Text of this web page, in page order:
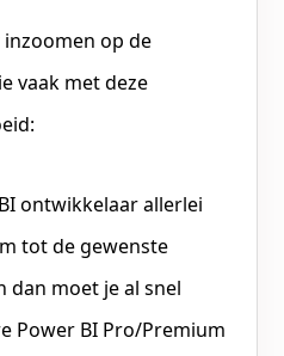
inzoomen op de
vaak met deze
ontwikkelaar allerlei
tot de gewenste
dan moet je al snel
Power BI Pro/Premium